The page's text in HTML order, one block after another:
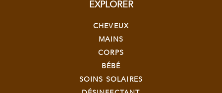
EXPLORER
CHEVEUX
MAINS
CORPS
BÉBÉ
SOINS SOLAIRES